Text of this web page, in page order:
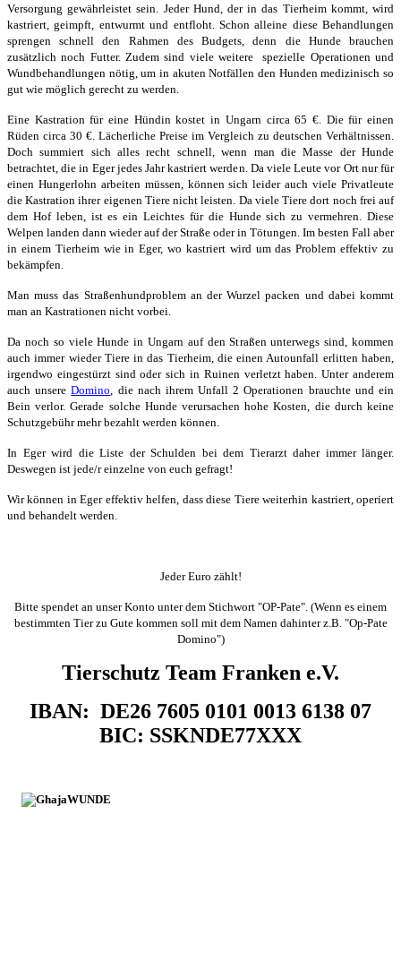
Versorgung gewährleistet sein. Jeder Hund, der in das Tierheim kommt, wird
kastriert, geimpft, entwurmt und entfloht. Schon alleine diese Behandlungen
sprengen schnell den Rahmen des Budgets, denn die Hunde brauchen
zusätzlich noch Futter. Zudem sind viele weitere spezielle Operationen und
Wundbehandlungen nötig, um in akuten Notfällen den Hunden medizinisch so
gut wie möglich gerecht zu werden.
Eine Kastration für eine Hündin kostet in Ungarn circa 65 €. Die für einen
Rüden circa 30 €. Lächerliche Preise im Vergleich zu deutschen Verhältnissen.
Doch summiert sich alles recht schnell, wenn man die Masse der Hunde
betrachtet, die in Eger jedes Jahr kastriert werden. Da viele Leute vor Ort nur für
einen Hungerlohn arbeiten müssen, können sich leider auch viele Privatleute
die Kastration ihrer eigenen Tiere nicht leisten. Da viele Tiere dort noch frei auf
dem Hof leben, ist es ein Leichtes für die Hunde sich zu vermehren. Diese
Welpen landen dann wieder auf der Straße oder in Tötungen. Im besten Fall aber
in einem Tierheim wie in Eger, wo kastriert wird um das Problem effektiv zu
bekämpfen.
Man muss das Straßenhundproblem an der Wurzel packen und dabei kommt
man an Kastrationen nicht vorbei.
Da noch so viele Hunde in Ungarn auf den Straßen unterwegs sind, kommen
auch immer wieder Tiere in das Tierheim, die einen Autounfall erlitten haben,
irgendwo eingestürzt sind oder sich in Ruinen verletzt haben. Unter anderem
auch unsereDomino , die nach ihrem Unfall 2 Operationen brauchte und ein
Bein verlor. Gerade solche Hunde verursachen hohe Kosten, die durch keine
Schutzgebühr mehr bezahlt werden können.
In Eger wird die Liste der Schulden bei dem Tierarzt daher immer länger.
Deswegen ist jede/r einzelne von euch gefragt!
Wir können in Eger effektiv helfen, dass diese Tiere weiterhin kastriert, operiert
und behandelt werden.
Jeder Euro zählt!
Bitte spendet an unser Konto unter dem Stichwort "OP-Pate". (Wenn es einem
bestimmten Tier zu Gute kommen soll mit dem Namen dahinter z.B. "Op-Pate
Domino")
Tierschutz Team Franken e.V.
IBAN: DE26 7605 0101 0013 6138 07
BIC: SSKNDE77XXX